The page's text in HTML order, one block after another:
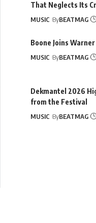
That Neglects Its
MUSIC ByBEATMAG
Boone Joins
MUSIC ByBEATMAG
Dekmantel 2026
from the Festival
MUSIC ByBEATMAG